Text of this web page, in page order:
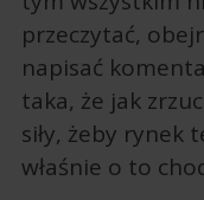
przeczytać,
napisać
taka, że jak
siły, żeby rynek
właśnie o to